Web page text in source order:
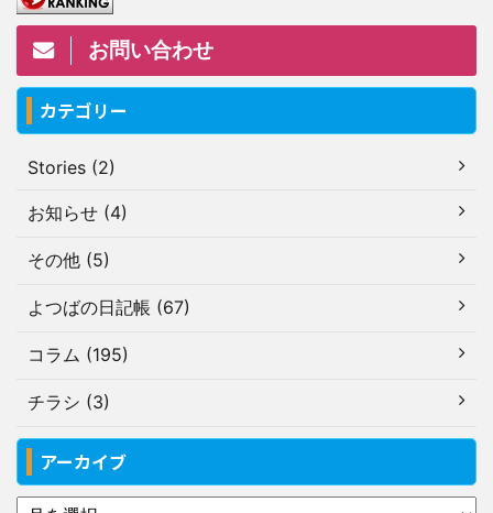
お問い合わせ
カテゴリー
Stories (2)
お知らせ (4)
その他 (5)
よつばの日記帳 (67)
コラム (195)
チラシ (3)
アーカイブ